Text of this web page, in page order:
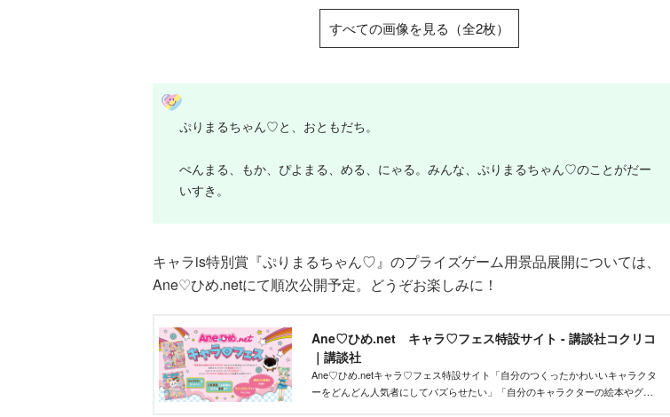
すべての画像を見る（全2枚）
ぷりまるちゃん♡と、おともだち。
ぺんまる、もか、ぴよまる、める、にゃる。みんな、ぷりまるちゃん♡のことがだー
いすき。
キャラis特別賞『ぷりまるちゃん♡』のプライズゲーム用景品展開については、
Ane♡ひめ.netにて順次公開予定。どうぞお楽しみに！
Ane♡ひめ.net キャラ♡フェス特設サイト - 講談社コクリコ
｜講談社
Ane♡ひめ.netキャラ♡フェス特設サイト「自分のつくったかわいいキャラクタ
ーをどんどん人気者にしてバズらせたい」「自分のキャラクターの絵本やグッ